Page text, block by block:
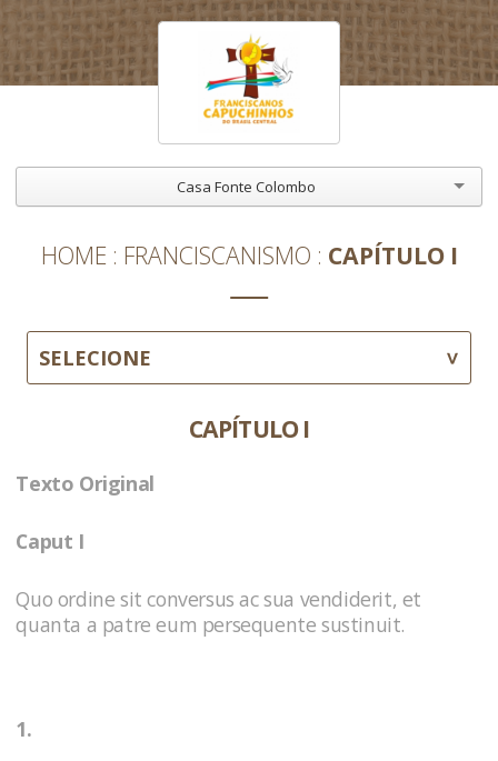
Casa Fonte Colombo
HOME FRANCISCANISMO CAPÍTULO I
SELECIONE
CAPÍTULO I
Texto Original
Caput I
Quo ordine sit conversus ac sua vendiderit, et
quanta a patre eum persequente sustinuit.
1.